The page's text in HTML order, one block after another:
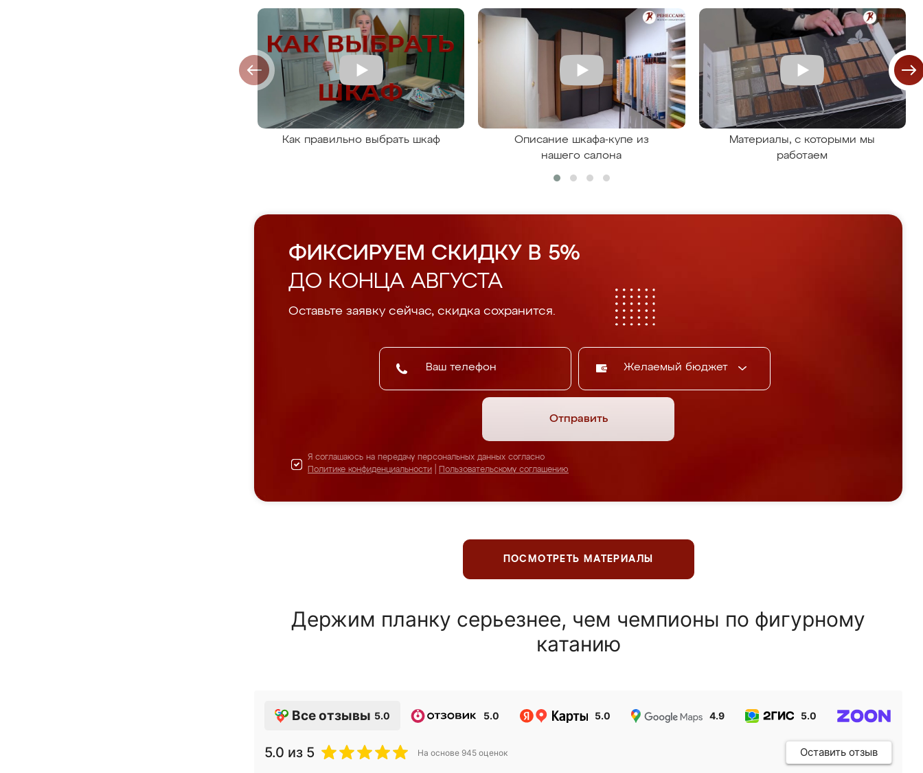
Как правильно выбрать шкаф
Описание шкафа-купе из
нашего салона
Материалы, с которыми мы
работаем
ФИКСИРУЕМ СКИДКУ В 5%
ДО КОНЦА АВГУСТА
Оставьте заявку сейчас, скидка сохранится.
Желаемый бюджет
Отправить
Я соглашаюсь на передачу персональных данных согласно
Политике конфиденциальности
Пользовательскому соглашению
ПОСМОТРЕТЬ МАТЕРИАЛЫ
Держим планку серьезнее, чем чемпионы по фигурному
катанию
Все отзывы 5.0 5.0 5.0 4.9 5.0
5.0 из 5 На основе 945 оценок Оставить отзыв